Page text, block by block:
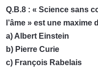
Q.B.8 : « Science sans
l’âme » est une maxime
a) Albert Einstein
b) Pierre Curie
c) François Rabelais